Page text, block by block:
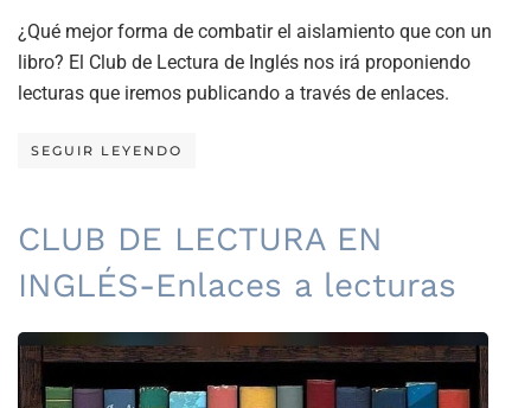
¿Qué mejor forma de combatir el aislamiento que con un
libro? El Club de Lectura de Inglés nos irá proponiendo
lecturas que iremos publicando a través de enlaces.
SEGUIR LEYENDO
CLUB DE LECTURA EN
INGLÉS-Enlaces a lecturas